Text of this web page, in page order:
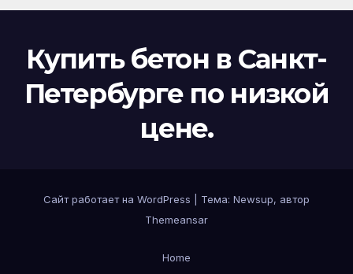
Купить бетон в Санкт-
Петербурге по низкой
цене.
Сайт работает на WordPress Тема: Newsup, автор
Themeansar
Home